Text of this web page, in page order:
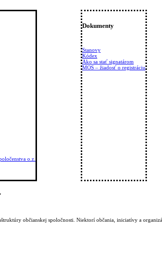
o.z.
Dokumenty
Stanovy
Kódex
Ako sa stať signatárom
MOS – žiadosť o registráciu
občianskej spoločnosti. Niektorí občania, iniciatívy a